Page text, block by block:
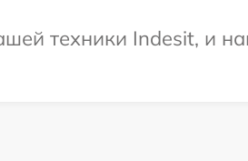
техники Indesit, и